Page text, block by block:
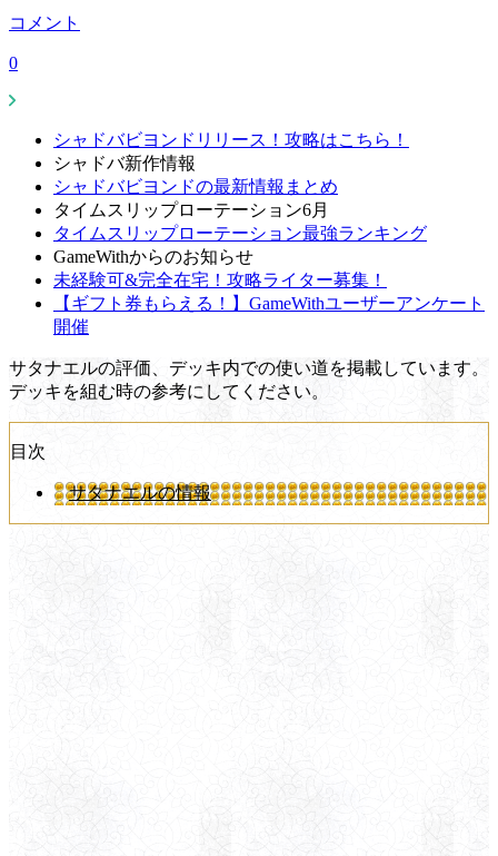
コメント
0
シャドバビヨンドリリース！攻略はこちら！
シャドバ新作情報
シャドバビヨンドの最新情報まとめ
タイムスリップローテーション6月
タイムスリップローテーション最強ランキング
GameWithからのお知らせ
未経験可&完全在宅！攻略ライター募集！
【ギフト券もらえる！】GameWithユーザーアンケート
開催
サタナエルの評価、デッキ内での使い道を掲載しています。
デッキを組む時の参考にしてください。
目次
サタナエルの情報